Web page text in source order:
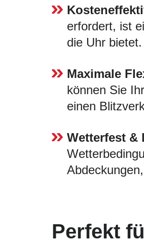
erfordert, ist
die Uhr bietet.
Maximale
können Sie
einen
Wetterfest &
Perfekt